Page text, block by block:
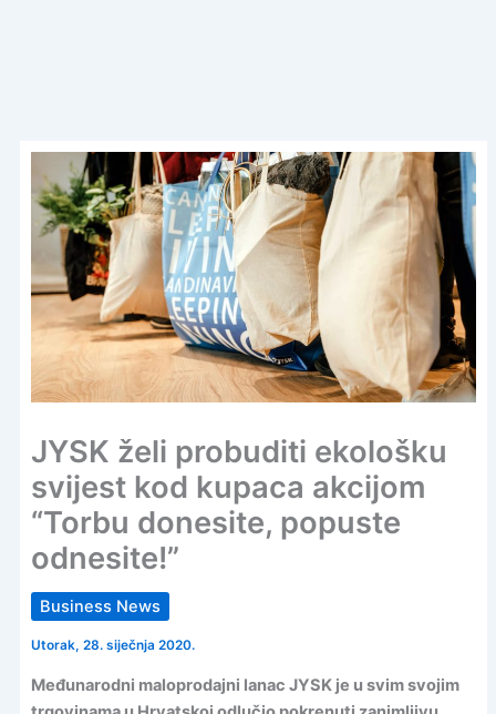
JYSK želi probuditi ekološku
svijest kod kupaca akcijom
“Torbu donesite, popuste
odnesite!”
Business News
Utorak, 28. siječnja 2020.
Međunarodni maloprodajni lanac JYSK je u svim svojim